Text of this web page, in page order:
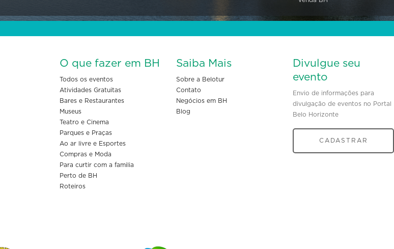
O que fazer em BH
Todos os eventos
Atividades Gratuitas
Bares e Restaurantes
Museus
Teatro e Cinema
Parques e Praças
Ao ar livre e Esportes
Compras e Moda
Para curtir com a familia
Perto de BH
Roteiros
Saiba Mais
Sobre a Belotur
Contato
Negócios em BH
Blog
Divulgue seu
evento
Envio de informações para
divulgação de eventos no Portal
Belo Horizonte
CADASTRAR